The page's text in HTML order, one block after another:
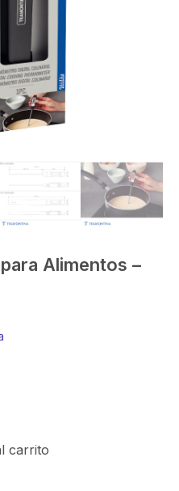
Alimentos –
carrito